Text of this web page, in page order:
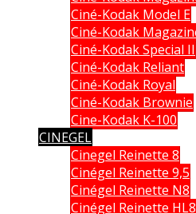
Ciné-Kodak Model E
Ciné-Kodak
Ciné-Kodak Special II
Ciné-Kodak Reliant
Ciné-Kodak Royal
Ciné-Kodak Brownie
Cine-Kodak K-100
CINEGEL
Cinegel Reinette 8
Cinégel Reinette 9,5
Cinégel Reinette N8
Cinégel Reinette